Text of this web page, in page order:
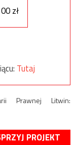
zł
Tutaj
Prawnej Litwin:
PROJEKT